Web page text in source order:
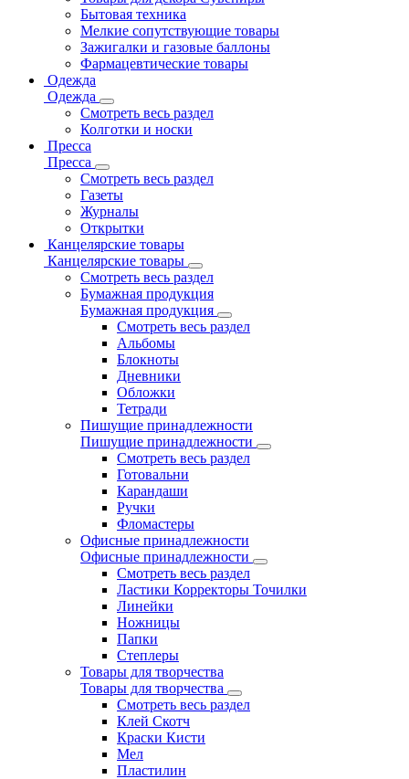
Бытовая техника
Мелкие сопутствующие товары
Зажигалки и газовые баллоны
Фармацевтические товары
Одежда
Одежда
Смотреть весь раздел
Колготки и носки
Пресса
Пресса
Смотреть весь раздел
Газеты
Журналы
Открытки
Канцелярские товары
Канцелярские товары
Смотреть весь раздел
Бумажная продукция
Бумажная продукция
Смотреть весь раздел
Альбомы
Блокноты
Дневники
Обложки
Тетради
Пишущие принадлежности
Пишущие принадлежности
Смотреть весь раздел
Готовальни
Карандаши
Ручки
Фломастеры
Офисные принадлежности
Офисные принадлежности
Смотреть весь раздел
Ластики Корректоры Точилки
Линейки
Ножницы
Папки
Степлеры
Товары для творчества
Товары для творчества
Смотреть весь раздел
Клей Скотч
Краски Кисти
Мел
Пластилин